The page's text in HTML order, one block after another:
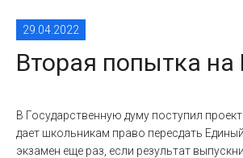
29.04.2022
Вторая попытка на
В Государственную думу поступил
дает школьникам право пересдать
экзамен еще раз, если результат